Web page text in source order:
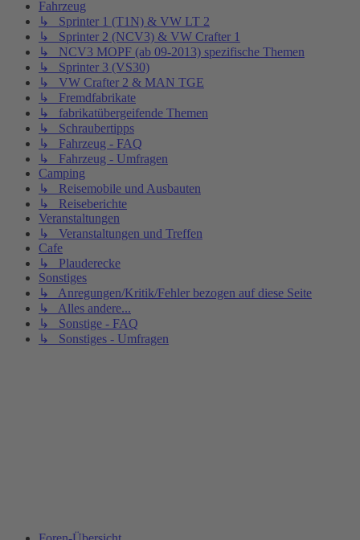
Fahrzeug
↳ Sprinter 1 (T1N) & VW LT 2
↳ Sprinter 2 (NCV3) & VW Crafter 1
↳ NCV3 MOPF (ab 09-2013) spezifische Themen
↳ Sprinter 3 (VS30)
↳ VW Crafter 2 & MAN TGE
↳ Fremdfabrikate
↳ fabrikatübergeifende Themen
↳ Schraubertipps
↳ Fahrzeug - FAQ
↳ Fahrzeug - Umfragen
Camping
↳ Reisemobile und Ausbauten
↳ Reiseberichte
Veranstaltungen
↳ Veranstaltungen und Treffen
Cafe
↳ Plauderecke
Sonstiges
↳ Anregungen/Kritik/Fehler bezogen auf diese Seite
↳ Alles andere...
↳ Sonstige - FAQ
↳ Sonstiges - Umfragen